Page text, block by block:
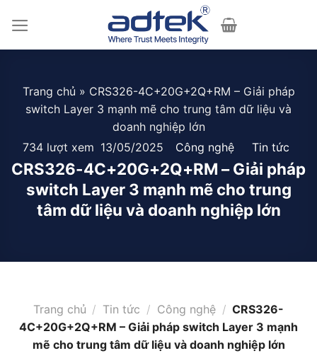
Trang chủ » CRS326-4C+20G+2Q+RM – Giải pháp
switch Layer 3 mạnh mẽ cho trung tâm dữ liệu và
doanh nghiệp lớn
734 lượt xem 13/05/2025 Công nghệ Tin tức
CRS326-4C+20G+2Q+RM – Giải pháp
switch Layer 3 mạnh mẽ cho trung
tâm dữ liệu và doanh nghiệp lớn
Trang chủ / Tin tức / Công nghệ / CRS326-
4C+20G+2Q+RM – Giải pháp switch Layer 3 mạnh
mẽ cho trung tâm dữ liệu và doanh nghiệp lớn